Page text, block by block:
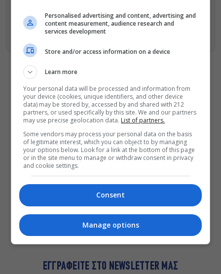
αναζητησης
Προσθήκη του monopoli.gr στην Google
ΔΕΙΤΕ ΕΠΙΣΗΣ
Τόσο Όσο: Η stand-up comedy των
Φουντούλη-Σπηλιόπουλου στην
Ταράτσα του Λαμπέτη
Μιρέλα Πάχου – Αδάμ Τσαρούχης: Τα
αξέχαστα ντουέτα του ελληνικού
σινεμά στην Ταράτσα του Λαμπέτη
Μουσική Τεχνόπολη 2026: Η
συναυλιακή σεζόν κορυφώνεται τον
Σεπτέμβριο
ΕΓΓΡΑΦΕΙΤΕ ΣΤΟ NEWSLETTER ΜΑΣ
Personalised advertising and content, advertising and
content measurement, audience research and
services development
Store and/or access information on a device
Learn more
Your personal data will be processed and information from
your device (cookies, unique identifiers, and other device
data) may be stored by, accessed by and shared with 212
partners, or used specifically by this site. We and our partners
may use precise geolocation data. List of partners.
Some vendors may process your personal data on the basis
of legitimate interest, which you can object to by managing
your options below. Look for a link at the bottom of this page
or in the site menu to manage or withdraw consent in privacy
and cookie settings.
Consent
Manage options